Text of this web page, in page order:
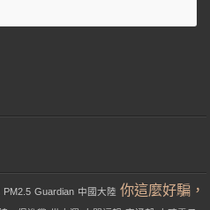
PM2.5 Guardian 中國大陸 你這麼好騙，